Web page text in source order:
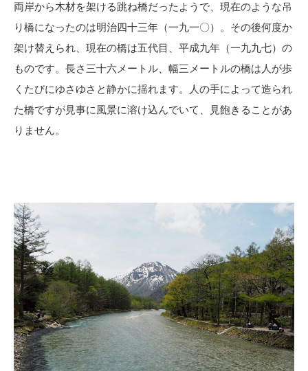
両岸から木材を架ける跳ね橋だったようで、現在のような吊
り橋になったのは明治四十三年（一九一〇）。その後何度か
架け替えられ、現在の橋は五代目、平成九年（一九九七）の
ものです。長さ三十六メートル、幅三メートルの橋は人が歩
くたびにゆさゆさと静かに揺れます。人の手によって造られ
た橋ですが見事に風景に溶け込んでいて、見飽きることがあ
りません。